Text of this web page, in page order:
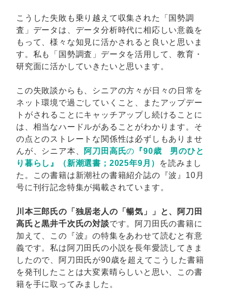
こうした失敗も乗り越えて収集された「国勢調
査」データは、データ分析時代に相応しい意義を
もって、様々な知見に活かされると良いと思いま
す。私も「国勢調査」データを活用して、教育・
研究面に活かしていきたいと思います。
この失敗談からも、シニアの方々が日々の日常を
ネット環境で過ごしていくこと、またアップデー
トがされることにキャッチアップし続けることに
は、相当なハードルがあることがわかります。そ
の点とのストレートな関係性は必ずしもありませ
んが、シニア本、 阿刀田高氏の 『90歳 男のひと
り暮らし』（新潮選書；2025年9月）
を読みまし
た。この書籍は新潮社の書籍紹介誌の『波』10月
号に刊行記念特集が掲載されています。
川本三郎氏の「独居老人の「暢気」」と、阿刀田
高氏と黒井千次氏の対談です。阿刀田氏の書籍に
加えて、この『波』の特集をあわせて読むと有意
義です。私は阿刀田氏の小説を長年愛読してきま
したので、阿刀田氏が90歳を超えてこうした書籍
を発刊したことは大変素晴らしいと思い、この書
籍を手に取ってみました。